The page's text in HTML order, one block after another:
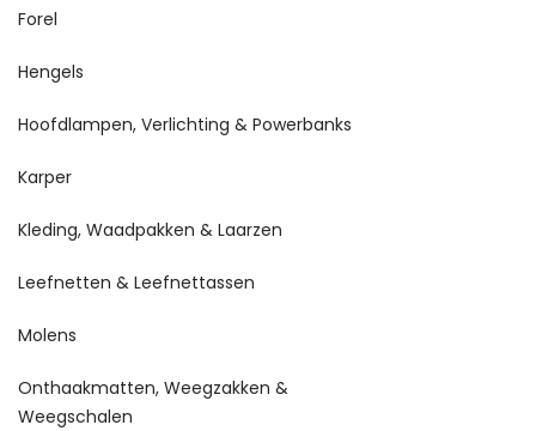
Forel
Hengels
Hoofdlampen, Verlichting & Powerbanks
Karper
Kleding, Waadpakken & Laarzen
Leefnetten & Leefnettassen
Molens
Onthaakmatten, Weegzakken &
Weegschalen